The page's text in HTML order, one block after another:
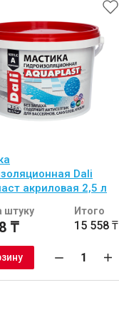
Dali
акриловая 2,5 л
штуку
₸
Итого
15 558 ₸